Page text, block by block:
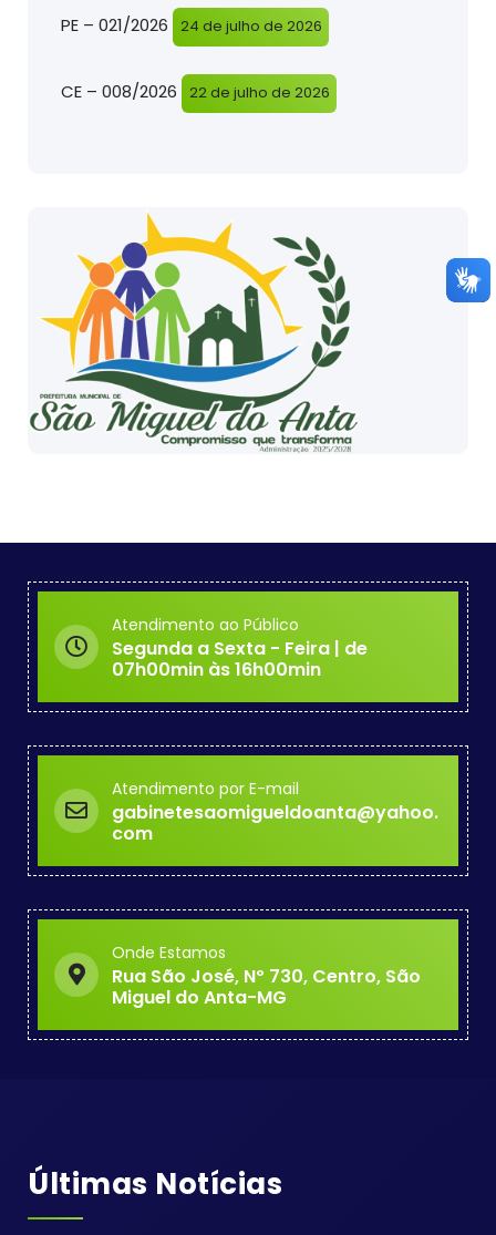
PE – 021/2026 24 de julho de 2026
CE – 008/2026 22 de julho de 2026
Atendimento ao Público
Segunda a Sexta - Feira | de
07h00min às 16h00min
Atendimento por E-mail
gabinetesaomigueldoanta@yahoo.
com
Onde Estamos
Rua São José, Nº 730, Centro, São
Miguel do Anta-MG
Últimas Notícias